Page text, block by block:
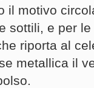
il motivo
sottili, e per
riporta al
metallica il